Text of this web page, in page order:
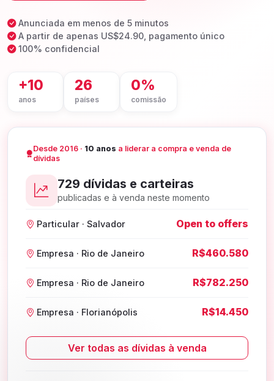
Anunciada em menos de 5 minutos
A partir de apenas US$24.90, pagamento único
100% confidencial
+10
anos
26
países
0%
comissão
Desde 2016 · 10 anos a liderar a compra e venda de
dívidas
729 dívidas e carteiras
publicadas e à venda neste momento
Particular · Salvador Open to offers
Empresa · Rio de Janeiro R$460.580
Empresa · Rio de Janeiro R$782.250
Empresa · Florianópolis R$14.450
Ver todas as dívidas à venda